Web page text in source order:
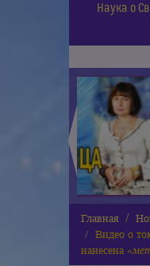
Наука о
◄
Главная
Видео о
нанесена